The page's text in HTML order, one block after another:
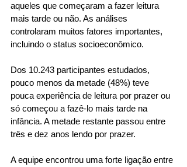
aqueles que começaram a fazer leitura
mais tarde ou não. As análises
controlaram muitos fatores importantes,
incluindo o status socioeconômico.
Dos 10.243 participantes estudados,
pouco menos da metade (48%) teve
pouca experiência de leitura por prazer ou
só começou a fazê-lo mais tarde na
infância. A metade restante passou entre
três e dez anos lendo por prazer.
A equipe encontrou uma forte ligação entre